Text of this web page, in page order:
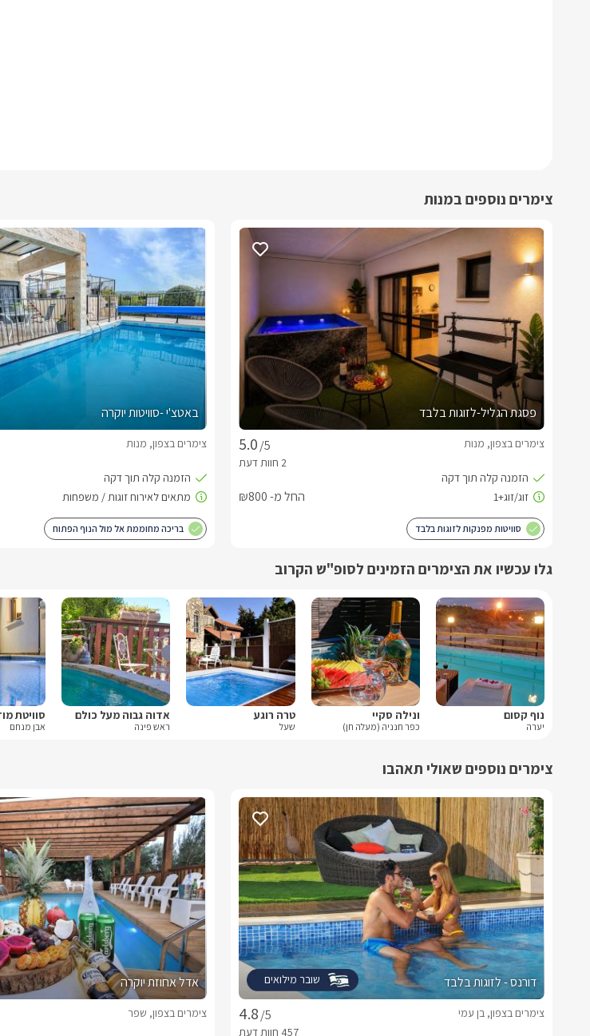
צימרים נוספים במנות
פסגת הגליל-לזוגות בלבד
/5
צימרים בצפון, מנות
החל מ- ₪800
סוויטות מפנקות לזוגות בלבד
באטצ'י -סוויטות יוקרה
צימרים בצפון, מנות
בריכה מחוממת אל מול הנוף הפתוח
גלו עכשיו את הצימרים הזמינים לסופ"ש הקרוב
נוף קסום
יערה
ונילה סקיי
כפר חנניה (מעלה חן)
טרה רוגע
שעל
אדוה גבוה מעל כולם
ראש פינה
סוויטת
אבן מנחם
צימרים נוספים שאולי תאהבו
שובר מילואים
דורנס - לזוגות בלבד
/5
צימרים בצפון, בן עמי
אדל אחוזת יוקרה
צימרים בצפון, שפר